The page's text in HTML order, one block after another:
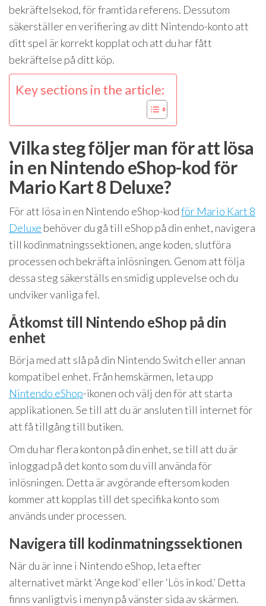
bekräftelsekod, för framtida referens. Dessutom
säkerställer en verifiering av ditt Nintendo-konto att
ditt spel är korrekt kopplat och att du har fått
bekräftelse på ditt köp.
Key sections in the article:
Vilka steg följer man för att lösa
in en Nintendo eShop-kod för
Mario Kart 8 Deluxe?
För att lösa in en Nintendo eShop-kodför Mario Kart 8
Deluxe behöver du gå till eShop på din enhet, navigera
till kodinmatningssektionen, ange koden, slutföra
processen och bekräfta inlösningen. Genom att följa
dessa steg säkerställs en smidig upplevelse och du
undviker vanliga fel.
Åtkomst till Nintendo eShop på din
enhet
Börja med att slå på din Nintendo Switch eller annan
kompatibel enhet. Från hemskärmen, leta upp
Nintendo eShop-ikonen och välj den för att starta
applikationen. Se till att du är ansluten till internet för
att få tillgång till butiken.
Om du har flera konton på din enhet, se till att du är
inloggad på det konto som du vill använda för
inlösningen. Detta är avgörande eftersom koden
kommer att kopplas till det specifika konto som
används under processen.
Navigera till kodinmatningssektionen
När du är inne i Nintendo eShop, leta efter
alternativet märkt ‘Ange kod’ eller ‘Lös in kod.’ Detta
finns vanligtvis i menyn på vänster sida av skärmen.